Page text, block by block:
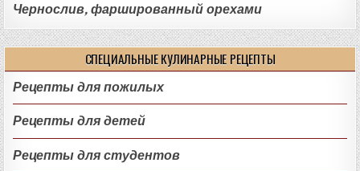
Чернослив, фаршированный орехами
СПЕЦИАЛЬНЫЕ КУЛИНАРНЫЕ РЕЦЕПТЫ
Рецепты для пожилых
Рецепты для детей
Рецепты для студентов